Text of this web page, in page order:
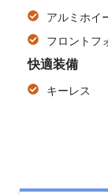
アルミホイ
フロントフ
快適装備
キーレス